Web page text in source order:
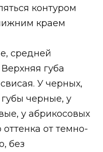
контуром
краем
средней
губа
У черных,
черные, у
у абрикосовых
от темно-
без